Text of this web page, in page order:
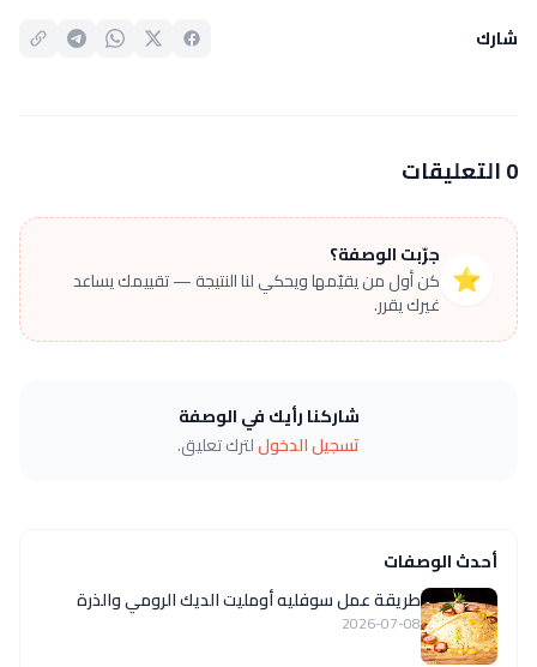
شارك
0 التعليقات
⭐
جرّبت الوصفة؟
كن أول من يقيّمها ويحكي لنا النتيجة — تقييمك يساعد
غيرك يقرر.
شاركنا رأيك في الوصفة
تسجيل الدخوللترك تعليق.
أحدث الوصفات
طريقة عمل سوفليه أومليت الديك الرومي والذرة
2026-07-08